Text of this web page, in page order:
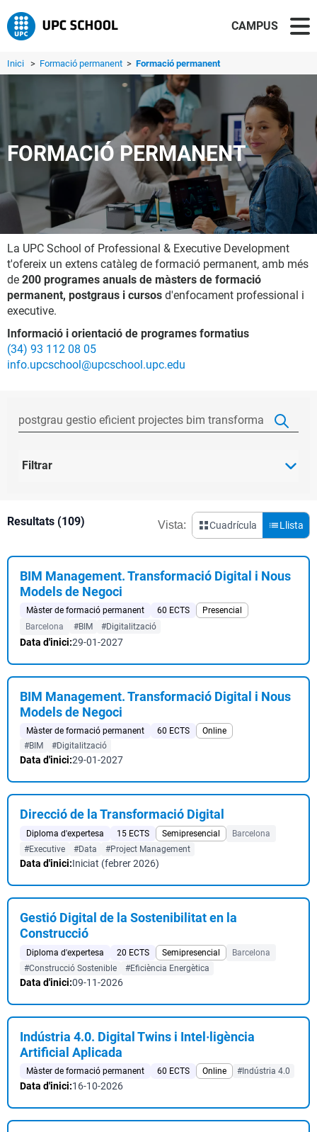
CAMPUS
Inici > Formació permanent > Formació permanent
FORMACIÓ PERMANENT
La UPC School of Professional & Executive Development
t'ofereix un extens catàleg de formació permanent, amb més
de 200 programes anuals de màsters de formació
permanent, postgraus i cursos d'enfocament professional i
executive.
Informació i orientació de programes formatius
(34) 93 112 08 05
info.upcschool@upcschool.upc.edu
Filtrar
Resultats (109) Vista: Cuadrícula Llista
BIM Management. Transformació Digital i Nous
Models de Negoci
Màster de formació permanent 60 ECTS
Presencial
Barcelona
#BIM #Digitalització
Data d'inici:29-01-2027
BIM Management. Transformació Digital i Nous
Models de Negoci
Màster de formació permanent 60 ECTS
Online
#BIM
#Digitalització
Data d'inici:29-01-2027
Direcció de la Transformació Digital
Diploma d'expertesa 15 ECTS Semipresencial
Barcelona
#Executive
#Data #Project Management
Data d'inici:Iniciat (febrer 2026)
Gestió Digital de la Sostenibilitat en la
Construcció
Diploma d'expertesa 20 ECTS Semipresencial
Barcelona
#Construcció Sostenible
#Eficiència Energètica
Data d'inici:09-11-2026
Indústria 4.0. Digital Twins i Intel·ligència
Artificial Aplicada
Màster de formació permanent 60 ECTS Online #Indústria 4.0
Data d'inici:16-10-2026